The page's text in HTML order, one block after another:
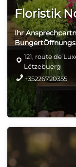
Floristik
Ihr
Bungert
Dienstag-
Keine Lieferung
121, route de
Lëtzebuerg
+35226720355